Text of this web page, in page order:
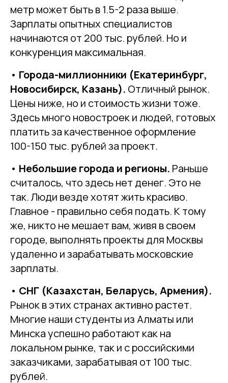
метр может быть в 1.5-2 раза выше.
Зарплаты опытных специалистов
начинаются от 200 тыс. рублей. Но и
конкуренция максимальная.
• Города-миллионники (Екатеринбург,
Новосибирск, Казань). Отличный рынок.
Цены ниже, но и стоимость жизни тоже.
Здесь много новостроек и людей, готовых
платить за качественное оформление
100-150 тыс. рублей за проект.
• Небольшие города и регионы. Раньше
считалось, что здесь нет денег. Это не
так. Люди везде хотят жить красиво.
Главное - правильно себя подать. К тому
же, никто не мешает вам, живя в своем
городе, выполнять проекты для Москвы
удаленно и зарабатывать московские
зарплаты.
• СНГ (Казахстан, Беларусь, Армения).
Рынок в этих странах активно растет.
Многие наши студенты из Алматы или
Минска успешно работают как на
локальном рынке, так и с российскими
заказчиками, зарабатывая от 100 тыс.
рублей.